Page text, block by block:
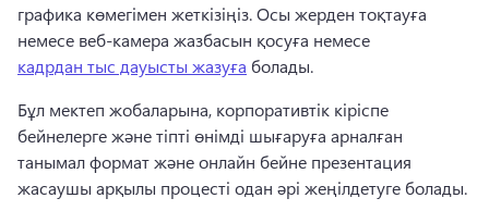
графика көмегімен жеткізіңіз. Осы жерден тоқтауға
немесе веб-камера жазбасын қосуға немесе
кадрдан тыс дауысты жазуға болады.
Бұл мектеп жобаларына, корпоративтік кіріспе
бейнелерге және тіпті өнімді шығаруға арналған
танымал формат және онлайн бейне презентация
жасаушы арқылы процесті одан әрі жеңілдетуге болады.